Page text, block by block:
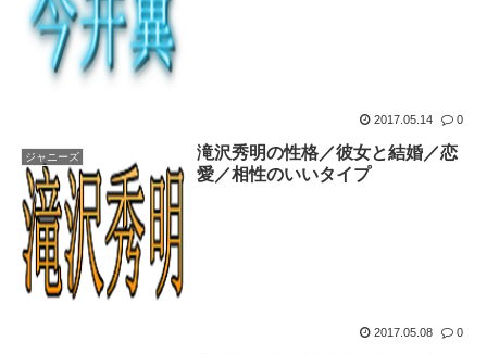
2017.05.14 0
ジャニーズ
滝沢秀明の性格／彼女と結婚／恋
愛／相性のいいタイプ
2017.05.08 0